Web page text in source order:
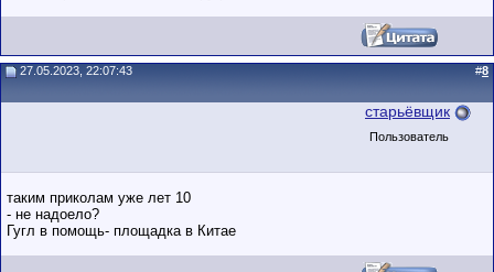
27.05.2023, 22:07:43 #8
старьёвщик
Пользователь
таким приколам уже лет 10
- не надоело?
Гугл в помощь- площадка в Китае